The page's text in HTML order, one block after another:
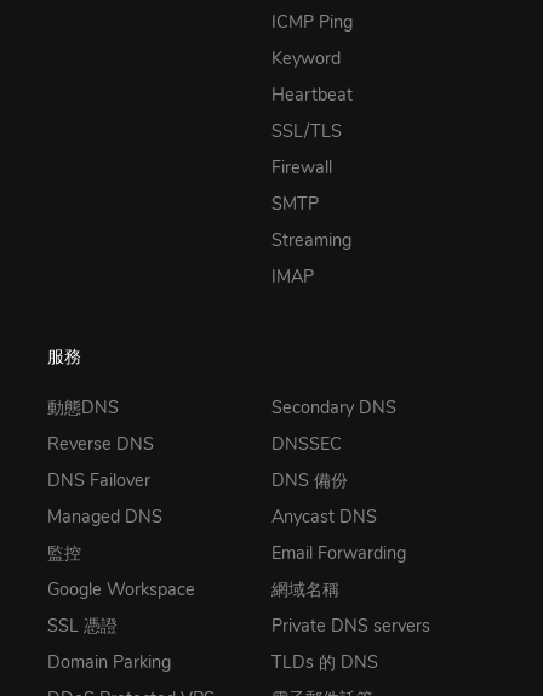
ICMP Ping
Keyword
Heartbeat
SSL/TLS
Firewall
SMTP
Streaming
IMAP
服務
動態DNS
Reverse DNS
DNS Failover
Managed DNS
監控
Google Workspace
SSL 憑證
Domain Parking
Secondary DNS
DNSSEC
DNS 備份
Anycast DNS
Email Forwarding
網域名稱
Private DNS servers
TLDs 的 DNS